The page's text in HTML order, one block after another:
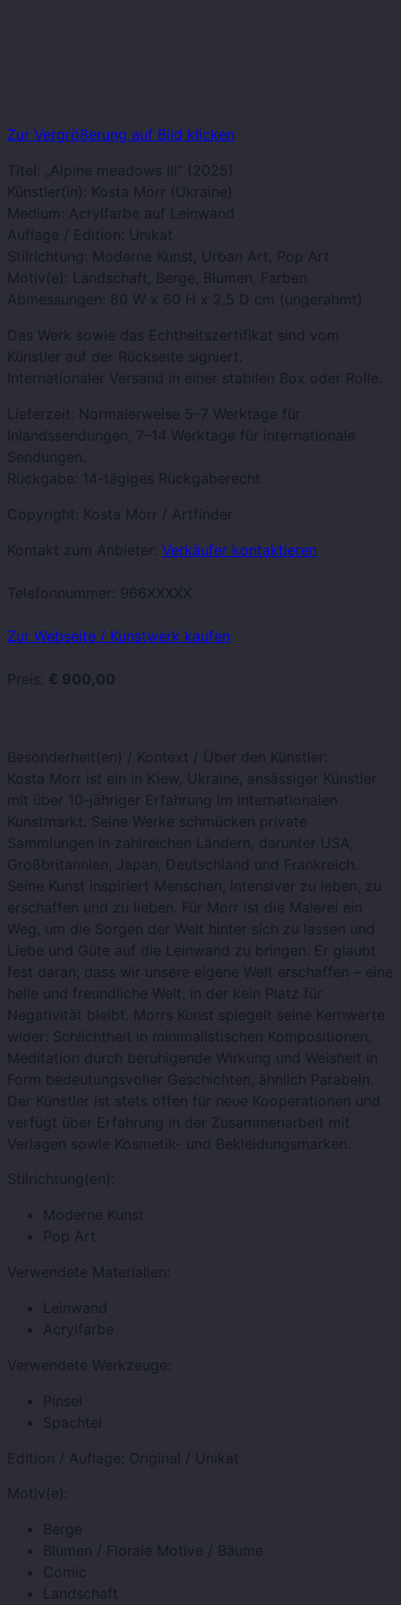
Zur Vergrößerung auf Bild klicken
Titel: „Alpine meadows III“ (2025)
Künstler(in): Kosta Morr (Ukraine)
Medium: Acrylfarbe auf Leinwand
Auflage / Edition: Unikat
Stilrichtung: Moderne Kunst, Urban Art, Pop Art
Motiv(e): Landschaft, Berge, Blumen, Farben
Abmessungen: 80 W x 60 H x 2,5 D cm (ungerahmt)
Das Werk sowie das Echtheitszertifikat sind vom
Künstler auf der Rückseite signiert.
Internationaler Versand in einer stabilen Box oder Rolle.
Lieferzeit: Normalerweise 5–7 Werktage für
Inlandssendungen, 7–14 Werktage für internationale
Sendungen.
Rückgabe: 14-tägiges Rückgaberecht
Copyright: Kosta Morr / Artfinder
Kontakt zum Anbieter: Verkäufer kontaktieren
Telefonnummer: 966XXXXX
Zur Webseite / Kunstwerk kaufen
Preis: € 900,00
Besonderheit(en) / Kontext / Über den Künstler:
Kosta Morr ist ein in Kiew, Ukraine, ansässiger Künstler
mit über 10-jähriger Erfahrung im internationalen
Kunstmarkt. Seine Werke schmücken private
Sammlungen in zahlreichen Ländern, darunter USA,
Großbritannien, Japan, Deutschland und Frankreich.
Seine Kunst inspiriert Menschen, intensiver zu leben, zu
erschaffen und zu lieben. Für Morr ist die Malerei ein
Weg, um die Sorgen der Welt hinter sich zu lassen und
Liebe und Güte auf die Leinwand zu bringen. Er glaubt
fest daran, dass wir unsere eigene Welt erschaffen – eine
helle und freundliche Welt, in der kein Platz für
Negativität bleibt. Morrs Kunst spiegelt seine Kernwerte
wider: Schlichtheit in minimalistischen Kompositionen,
Meditation durch beruhigende Wirkung und Weisheit in
Form bedeutungsvoller Geschichten, ähnlich Parabeln.
Der Künstler ist stets offen für neue Kooperationen und
verfügt über Erfahrung in der Zusammenarbeit mit
Verlagen sowie Kosmetik- und Bekleidungsmarken.
Stilrichtung(en):
Moderne Kunst
Pop Art
Verwendete Materialien:
Leinwand
Acrylfarbe
Verwendete Werkzeuge:
Pinsel
Spachtel
Edition / Auflage: Original / Unikat
Motiv(e):
Berge
Blumen / Florale Motive / Bäume
Comic
Landschaft